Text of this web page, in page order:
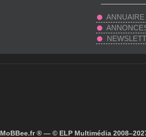
MoBBee.fr ® — © ELP Multimédia